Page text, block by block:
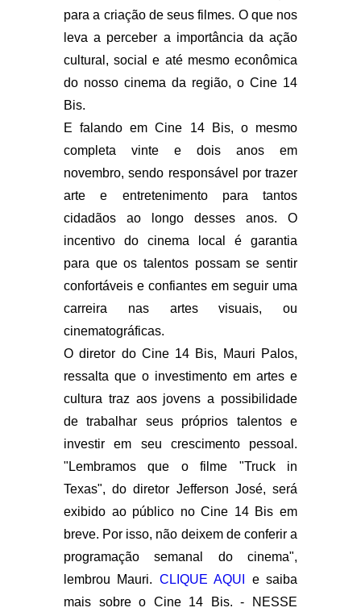
para a criação de seus filmes. O que nos
leva a perceber a importância da ação
cultural, social e até mesmo econômica
do nosso cinema da região, o Cine 14
Bis.
E falando em Cine 14 Bis, o mesmo
completa vinte e dois anos em
novembro, sendo responsável por trazer
arte e entretenimento para tantos
cidadãos ao longo desses anos. O
incentivo do cinema local é garantia
para que os talentos possam se sentir
confortáveis e confiantes em seguir uma
carreira nas artes visuais, ou
cinematográficas.
O diretor do Cine 14 Bis, Mauri Palos,
ressalta que o investimento em artes e
cultura traz aos jovens a possibilidade
de trabalhar seus próprios talentos e
investir em seu crescimento pessoal.
"Lembramos que o filme "Truck in
Texas", do diretor Jefferson José, será
exibido ao público no Cine 14 Bis em
breve. Por isso, não deixem de conferir a
programação semanal do cinema",
lembrou Mauri. CLIQUE AQUI
e saiba
mais sobre o Cine 14 Bis. - NESSE